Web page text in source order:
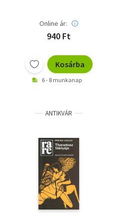
Online ár:
940 Ft
Kosárba
6 - 8 munkanap
ANTIKVÁR